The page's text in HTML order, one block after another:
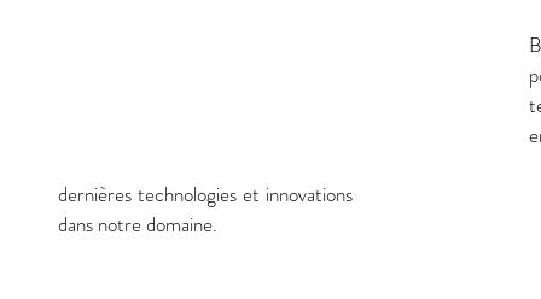
dernières technologies et innovations
dans notre domaine.